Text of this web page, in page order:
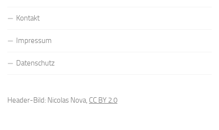
Kontakt
Impressum
Datenschutz
Header-Bild: Nicolas Nova, CC BY 2.0